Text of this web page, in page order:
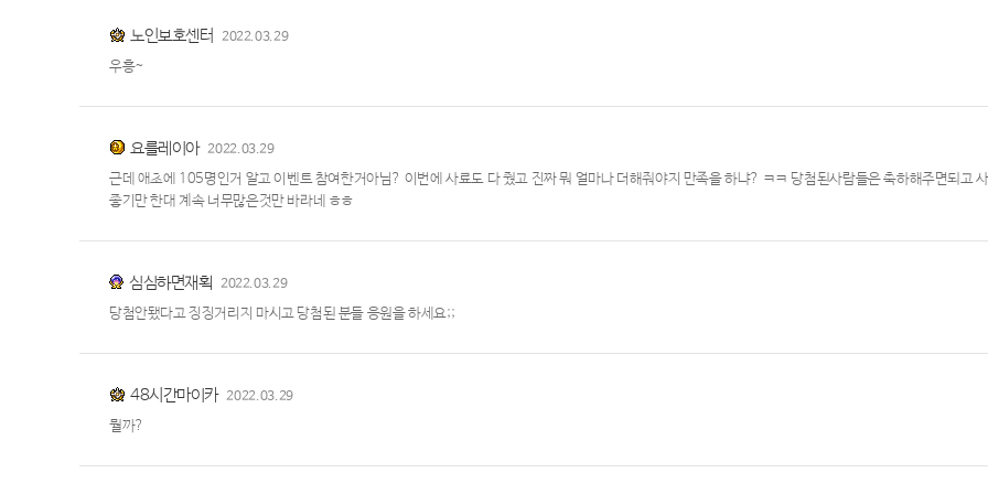
노인보호센터 2022.03.29
우흥~
요를레이아 2022.03.29
근데 애초에 105명인거 알고 이벤트 참여한거아님? 이번에 사료도 다 줬고 진짜 뭐 얼마나 더해줘야지 만족을 하냐? ㅋㅋ 당첨된사람들은 축하해주면되고
좋기만 한대 계속 너무많은것만 바라네 ㅎㅎ
심심하면재획 2022.03.29
당첨안됐다고 징징거리지 마시고 당첨된 분들 응원을 하세요;;
48시간마이카 2022.03.29
뭘까?